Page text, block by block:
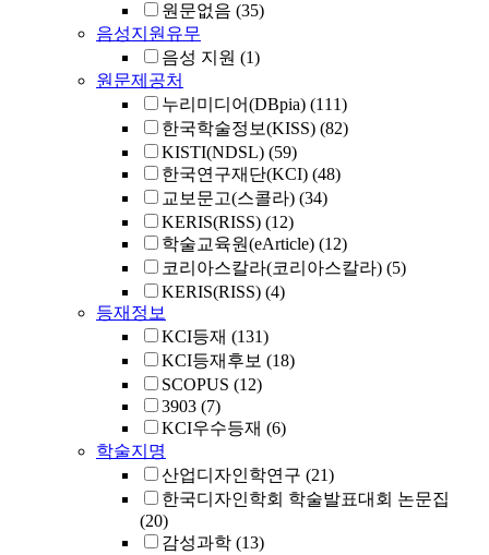
원문없음 (35)
음성지원유무
음성 지원 (1)
원문제공처
누리미디어(DBpia) (111)
한국학술정보(KISS) (82)
KISTI(NDSL) (59)
한국연구재단(KCI) (48)
교보문고(스콜라) (34)
KERIS(RISS) (12)
학술교육원(eArticle) (12)
코리아스칼라(코리아스칼라) (5)
KERIS(RISS) (4)
등재정보
KCI등재 (131)
KCI등재후보 (18)
SCOPUS (12)
3903 (7)
KCI우수등재 (6)
학술지명
산업디자인학연구 (21)
한국디자인학회 학술발표대회 논문집
(20)
감성과학 (13)